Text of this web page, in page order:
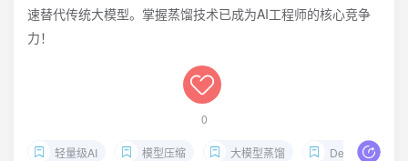
速替代传统大模型。掌握蒸馏技术已成为AI工程师的核心竞争
力！
0
轻量级AI 模型压缩 大模型蒸馏 DeepSeek